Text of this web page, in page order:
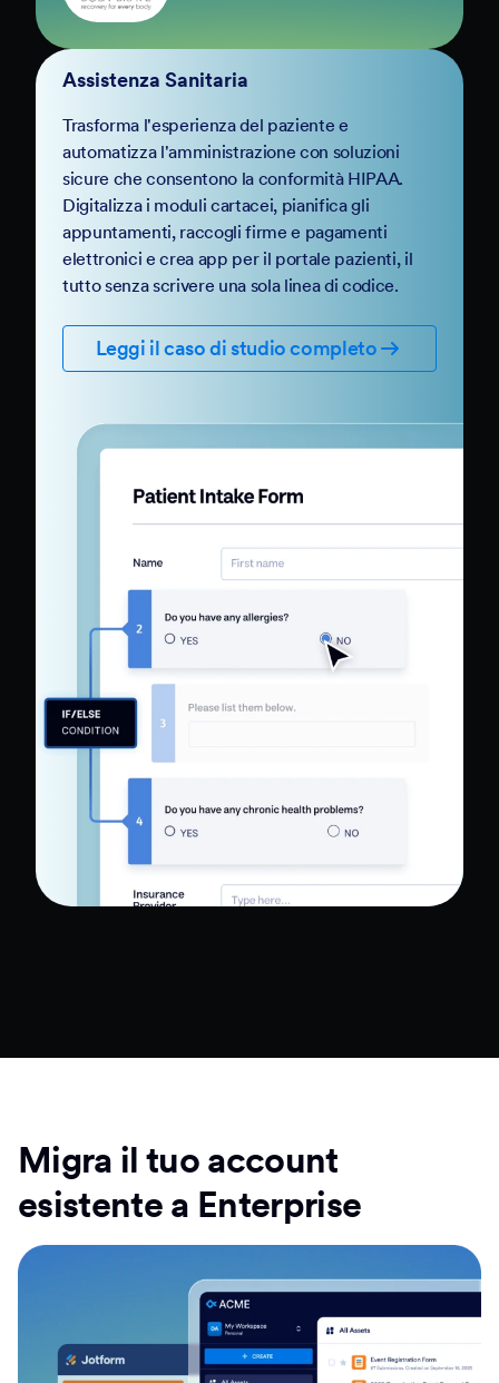
Assistenza Sanitaria
Trasforma l'esperienza del paziente e
automatizza l'amministrazione con soluzioni
sicure che consentono la conformità HIPAA.
Digitalizza i moduli cartacei, pianifica gli
appuntamenti, raccogli firme e pagamenti
elettronici e crea app per il portale pazienti, il
tutto senza scrivere una sola linea di codice.
Leggi il caso di studio completo
Migra il tuo account
esistente a Enterprise